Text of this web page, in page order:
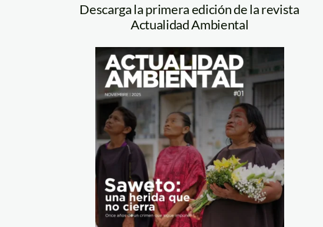
Descarga la primera edición de la revista
Actualidad Ambiental